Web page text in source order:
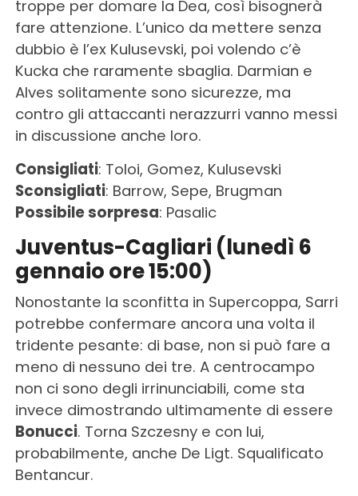
troppe per domare la Dea, così bisognerà
fare attenzione. L’unico da mettere senza
dubbio è l’ex Kulusevski, poi volendo c’è
Kucka che raramente sbaglia. Darmian e
Alves solitamente sono sicurezze, ma
contro gli attaccanti nerazzurri vanno messi
in discussione anche loro.
Consigliati: Toloi, Gomez, Kulusevski
Sconsigliati: Barrow, Sepe, Brugman
Possibile sorpresa: Pasalic
Juventus-Cagliari (lunedì 6
gennaio ore 15:00)
Nonostante la sconfitta in Supercoppa, Sarri
potrebbe confermare ancora una volta il
tridente pesante: di base, non si può fare a
meno di nessuno dei tre. A centrocampo
non ci sono degli irrinunciabili, come sta
invece dimostrando ultimamente di essere
Bonucci. Torna Szczesny e con lui,
probabilmente, anche De Ligt. Squalificato
Bentancur.